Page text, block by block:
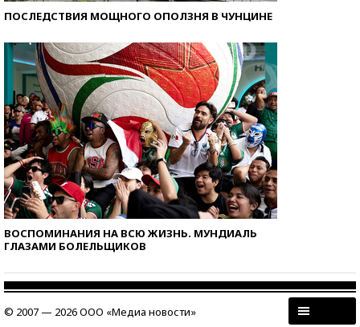
ПОСЛЕДСТВИЯ МОЩНОГО ОПОЛЗНЯ В ЧУНЦИНЕ
ВОСПОМИНАНИЯ НА ВСЮ ЖИЗНЬ. МУНДИАЛЬ
ГЛАЗАМИ БОЛЕЛЬЩИКОВ
© 2007 — 2026 ООО «Медиа новости»